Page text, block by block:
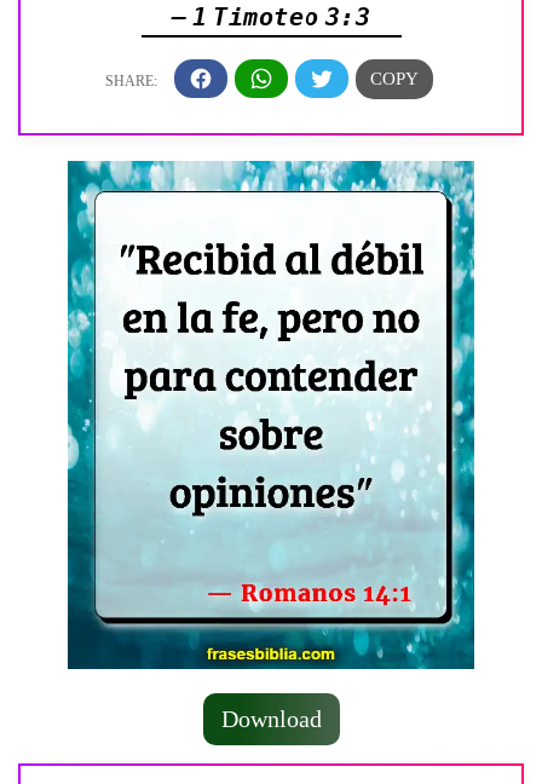
— 1 Timoteo 3:3
Download